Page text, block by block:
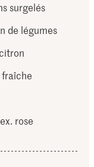
surgelés
de légumes
rose